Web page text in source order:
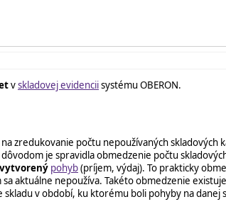
vskladovej evidenciisystému OBERON.
zredukovanie počtu nepoužívaných skladových
je spravidla obmedzenie počtu
vytvorený pohyb(príjem, výdaj). To prakticky
aktuálne nepoužíva. Takéto obmedzenie
v období, ku ktorému boli pohyby na